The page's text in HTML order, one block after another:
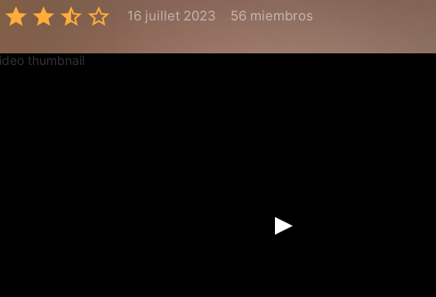
16 juillet 2023 56 miembros